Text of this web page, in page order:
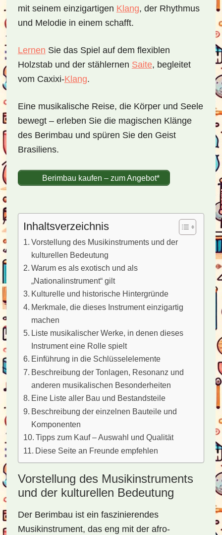
mit seinem einzigartigen Klang, der Rhythmus
und Melodie in einem schafft.
Lernen Sie das Spiel auf dem flexiblen
Holzstab und der stählernen Saite, begleitet
vom Caxixi-Klang.
Eine musikalische Reise, die Körper und Seele
bewegt – erleben Sie die magischen Klänge
des Berimbau und spüren Sie den Geist
Brasiliens.
Berimbau kaufen – zum Angebot*
Inhaltsverzeichnis
Vorstellung des Musikinstruments und der
kulturellen Bedeutung
Warum es als exotisch und als
„Nationalinstrument“ gilt
Kulturelle und historische Hintergründe
Merkmale, die dieses Instrument einzigartig
machen
Liste musikalischer Werke, in denen dieses
Instrument eine Rolle spielt
Einführung in die Schlüsselelemente
Beschreibung der Tonlagen, Resonanz und
anderen musikalischen Besonderheiten
Eine Liste aller Bau und Bestandsteile
Beschreibung der einzelnen Bauteile und
Komponenten
Tipps zum Kauf – Auswahl und Qualität
Diese Seite an Freunde empfehlen
Vorstellung des Musikinstruments
und der kulturellen Bedeutung
Der Berimbau ist ein faszinierendes
Musikinstrument, das eng mit der afro-